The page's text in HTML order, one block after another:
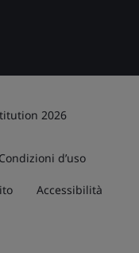
2026
Condizioni d’uso
Accessibilità